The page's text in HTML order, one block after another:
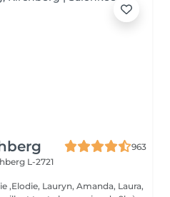
963
L-2721
,Elodie, Lauryn, Amanda, Laura,